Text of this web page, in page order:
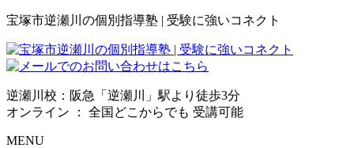
宝塚市逆瀬川の個別指導塾 | 受験に強いコネクト
逆瀬川校：阪急「逆瀬川」駅より徒歩3分
オンライン ： 全国どこからでも 受講可能
MENU